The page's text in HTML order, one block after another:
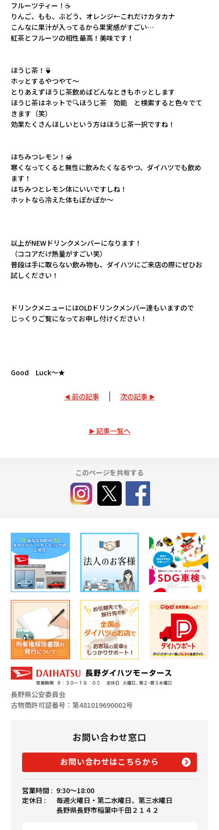
フルーツティー！☕
りんご、もも、ぶどう、オレンジ←これだけカタカナ
こんなに果汁が入ってるから果実感がすごい…
紅茶とフルーツの相性最高！美味です！
ほうじ茶！🍵
ホッとするやつやて～
とりあえずほうじ茶飲めばどんなときもホッとします
ほうじ茶はネットで🔍ほうじ茶 効能 と検索すると色々でて
きます（笑）
効果たくさんほしいという方はほうじ茶一択ですね！
はちみつレモン！🍯
寒くなってくると無性に飲みたくなるやつ、 ダイハツでも飲め
ます！
はちみつとレモン体にいいですしね！
ホットなら冷えた体もぽかぽか～
以上がNEWドリンクメンバーになります！
（ココアだけ熱量がすごい笑）
普段は手に取らない飲み物も、ダイハツにご来店の際にぜひお
試しください！
ドリンクメニューにはOLDドリンクメンバー達もいますので
じっくりご覧になってお申し付けください！
Good Luck～★
前の記事 次の記事
記事一覧へ
このページを共有する
長野県公安委員会
古物商許可証番号：第481019690002号
お問い合わせ窓口
お問い合わせはこちらから
営業時間 : 9:30〜18:00
定休日 :
毎週火曜日・第二水曜日、第三水曜日
長野県長野市稲葉中千田２１４２